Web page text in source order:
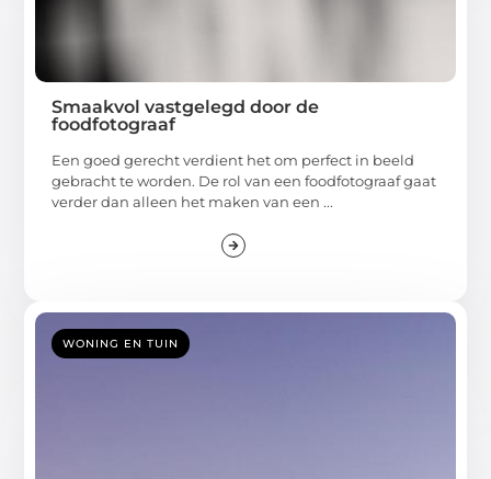
Smaakvol vastgelegd door de
foodfotograaf
Een goed gerecht verdient het om perfect in beeld
gebracht te worden. De rol van een foodfotograaf gaat
verder dan alleen het maken van een ...
WONING EN TUIN